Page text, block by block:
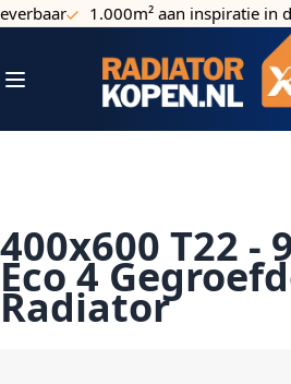
Ga naar de inhoud
1.000m² aan inspiratie in de
Toggle Nav
400x600 T22 -
Eco 4
Radiator